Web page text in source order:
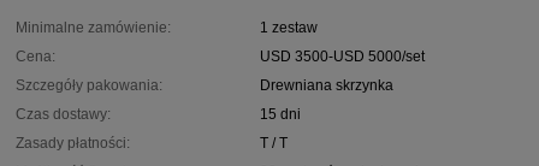
Minimalne zamówienie:
1 zestaw
Cena:
USD 3500-USD 5000/set
Szczegóły pakowania:
Drewniana skrzynka
Czas dostawy:
15 dni
Zasady płatności:
T / T